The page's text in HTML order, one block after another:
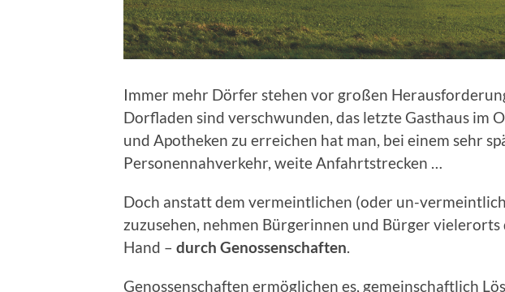
Immer mehr Dörfer stehen vor großen
Dorfladen sind verschwunden, das letzte Gasthaus im
und Apotheken zu erreichen hat man, bei einem sehr
Personennahverkehr, weite Anfahrtstrecken …
Doch anstatt dem vermeintlichen (oder un-
zuzusehen, nehmen Bürgerinnen und Bürger vielerorts
Hand – durch Genossenschaften
Genossenschaften ermöglichen es, gemeinschaftlich